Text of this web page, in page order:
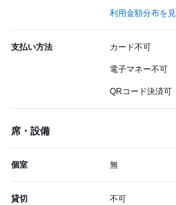
利用金額分布を
支払い方法 カード不可
電子マネー不可
QRコード決済可
席・設備
個室 無
貸切 不可